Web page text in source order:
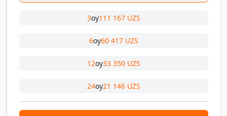
3oy111 167 UZS
6oy60 417 UZS
12oy33 350 UZS
24oy21 146 UZS